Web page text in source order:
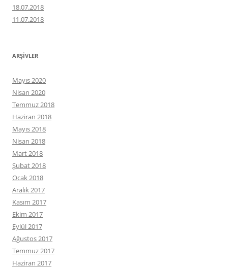
18.07.2018
11.07.2018
ARŞIVLER
Mayıs 2020
Nisan 2020
Temmuz 2018
Haziran 2018
Mayıs 2018
Nisan 2018
Mart 2018
Şubat 2018
Ocak 2018
Aralık 2017
Kasım 2017
Ekim 2017
Eylül 2017
Ağustos 2017
Temmuz 2017
Haziran 2017